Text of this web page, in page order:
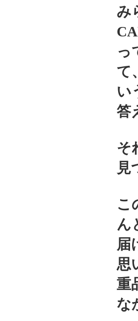
み
っ
て
い
答
そ
見
こ
ん
届
思
重
な